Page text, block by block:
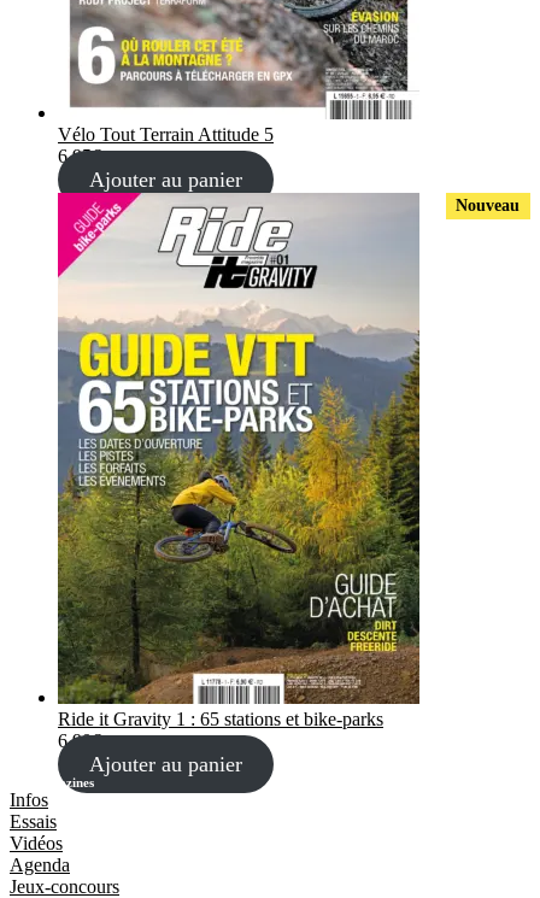
Vélo Tout Terrain Attitude 5
6,95€
Ajouter au panier
Nouveau
Ride it Gravity 1 : 65 stations et bike-parks
6,90€
Ajouter au panier
Les Magazines
Infos
Essais
Vidéos
Agenda
Jeux-concours